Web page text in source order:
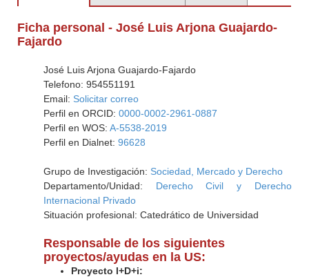
Ficha personal - José Luis Arjona Guajardo-
Fajardo
José Luis Arjona Guajardo-Fajardo
Telefono: 954551191
Email: Solicitar correo
Perfil en ORCID: 0000-0002-2961-0887
Perfil en WOS: A-5538-2019
Perfil en Dialnet: 96628
Grupo de Investigación: Sociedad, Mercado y Derecho
Departamento/Unidad: Derecho Civil y Derecho
Internacional Privado
Situación profesional: Catedrático de Universidad
Responsable de los siguientes
proyectos/ayudas en la US:
Proyecto I+D+i: